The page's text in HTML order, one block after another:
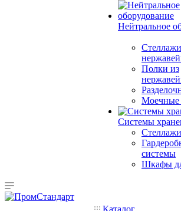
Нейтральное
Полки из
Моечные
Системы
системы
Шкафы
Каталог